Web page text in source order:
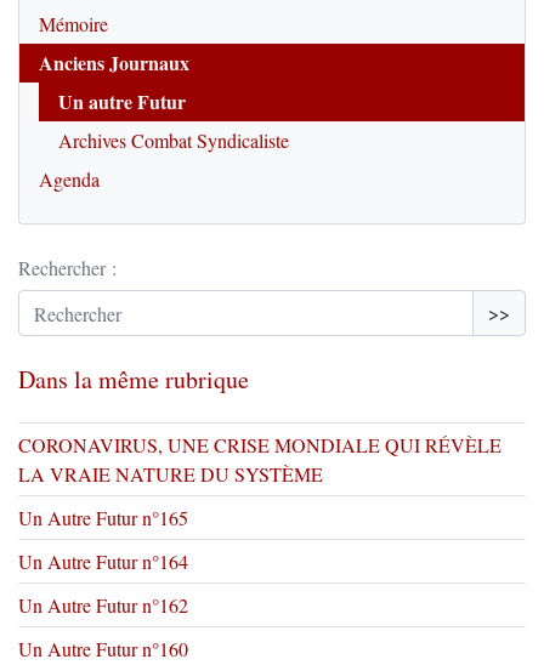
Mémoire
Anciens Journaux
Un autre Futur
Archives Combat Syndicaliste
Agenda
Rechercher :
>>
Dans la même rubrique
CORONAVIRUS, UNE CRISE MONDIALE QUI RÉVÈLE
LA VRAIE NATURE DU SYSTÈME
Un Autre Futur n°165
Un Autre Futur n°164
Un Autre Futur n°162
Un Autre Futur n°160